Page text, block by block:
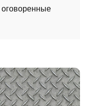
оговоренные